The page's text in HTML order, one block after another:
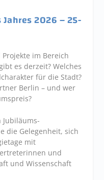
2026 – 25-
im Bereich
es derzeit? Welches
für die Stadt?
Berlin – und wer
Jubiläums-
die Gelegenheit, sich
mit
und
und Wissenschaft